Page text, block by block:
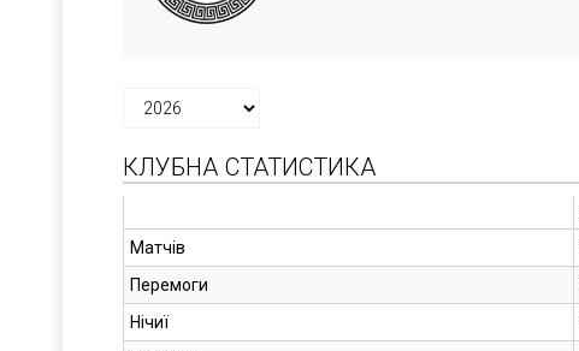
КЛУБНА СТАТИСТИКА
Матчів
Перемоги
Нічиї